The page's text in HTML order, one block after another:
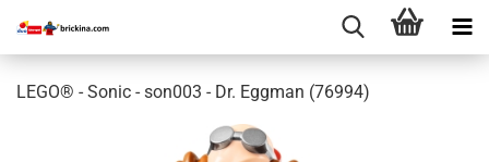
LEGO® - Sonic - son003 - Dr. Eggman (76994)